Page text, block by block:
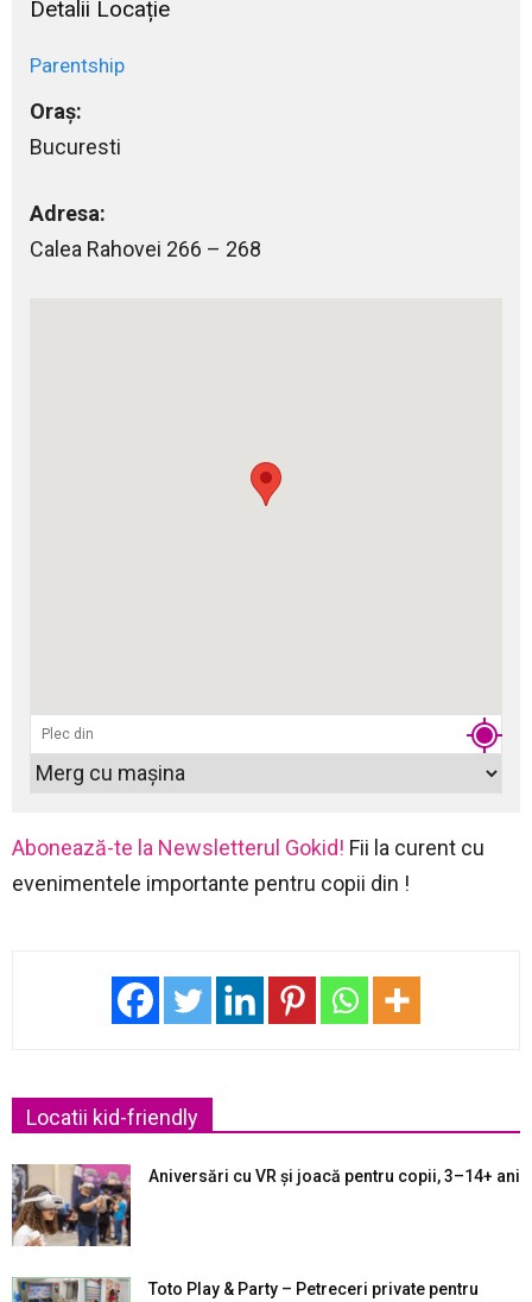
Detalii Locație
Parentship
Oraș:
Bucuresti
Adresa:
Calea Rahovei 266 – 268
Abonează-te la Newsletterul Gokid! Fii la curent cu
evenimentele importante pentru copii din !
Locatii kid-friendly
Aniversări cu VR și joacă pentru copii, 3–14+ ani
Toto Play & Party – Petreceri private pentru